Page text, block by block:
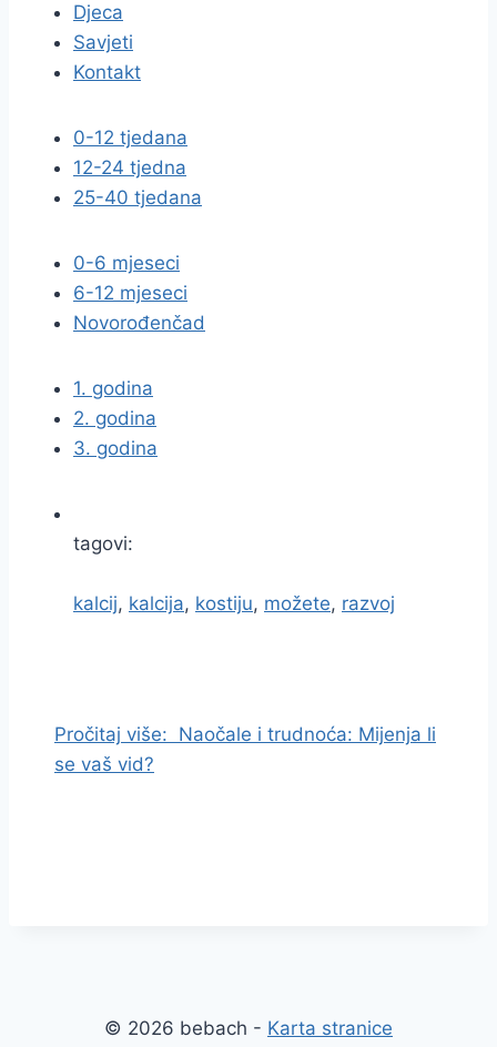
Djeca
Savjeti
Kontakt
0-12 tjedana
12-24 tjedna
25-40 tjedana
0-6 mjeseci
6-12 mjeseci
Novorođenčad
1. godina
2. godina
3. godina
tagovi:
kalcij, kalcija, kostiju, možete, razvoj
Pročitaj više: Naočale i trudnoća: Mijenja li
se vaš vid?
© 2026 bebach - Karta stranice